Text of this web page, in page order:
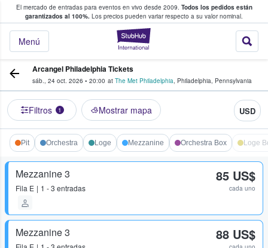
El mercado de entradas para eventos en vivo desde 2009. Todos los pedidos están
garantizados al 100%. Los precios pueden variar respecto a su valor nominal.
StubHub:
Menú
y venta de entradas entre fans
Arcangel Philadelphia Tickets
sáb., 24 oct. 2026 • 20:00 at The Met Philadelphia, Philadelphia, Pennsylvania
Filtros 1 Mostrar mapa USD
Pit Orchestra Loge Mezzanine Orchestra Box Loge
Mezzanine 3
Fila E 1 - 3 entradas
85 US$
cada uno
Mezzanine 3 88 US$